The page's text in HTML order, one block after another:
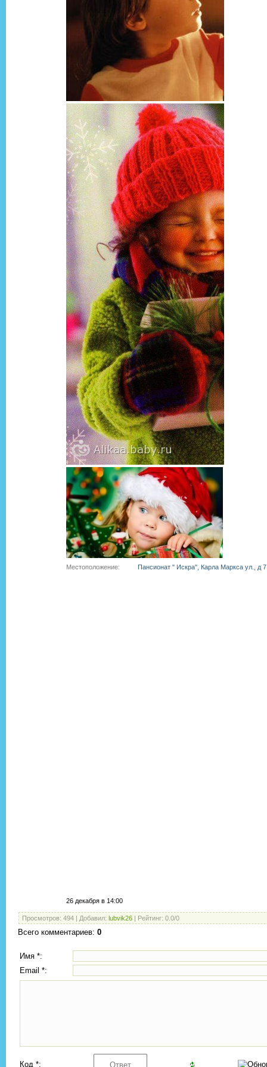
Местоположение: Пансионат " Искра", Карла Маркса ул., д 7
26 декабря в 14:00
Просмотров: 494 Добавил: lubvik26 Рейтинг: 0.0/0
Всего комментариев: 0
Имя *:
Email *:
Код *: